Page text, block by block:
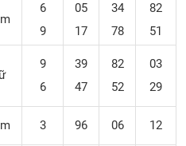
6
9
05
17
34
78
82
51
9
6
39
47
82
52
03
29
3 96 06 12